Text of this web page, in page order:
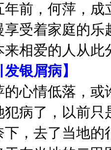
年前，何萍，
受着家庭的
相爱的人从
银屑病】
情低落，或
犯病了，以前
，去了当地